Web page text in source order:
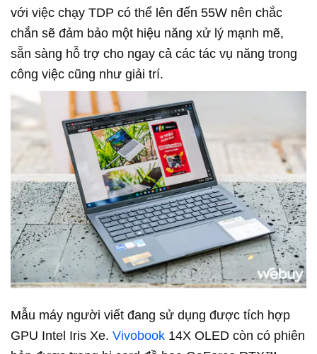
với việc chạy TDP có thể lên đến 55W nên chắc
chắn sẽ đảm bảo một hiệu năng xử lý mạnh mẽ,
sẵn sàng hỗ trợ cho ngay cả các tác vụ năng trong
công việc cũng như giải trí.
Mẫu máy người viết đang sử dụng được tích hợp
GPU Intel Iris Xe. Vivobook 14X OLED còn có phiên